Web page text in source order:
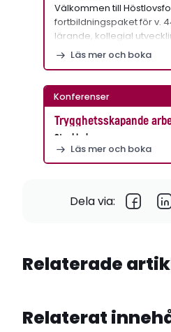
Välkommen till
fortbildningspaket för v.
lärande, kollegial
Läs mer och boka
Konferenser
Trygghetsskapande
Stockholm
Läs mer och boka
Dela via:
Relaterade
Relaterat